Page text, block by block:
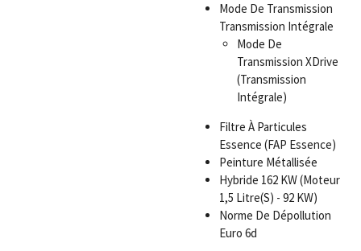
Mode De Transmission
Transmission Intégrale
Mode De
Transmission XDrive
(Transmission
Intégrale)
Filtre À Particules
Essence (FAP Essence)
Peinture Métallisée
Hybride 162 KW (Moteur
1,5 Litre(S) - 92 KW)
Norme De Dépollution
Euro 6d